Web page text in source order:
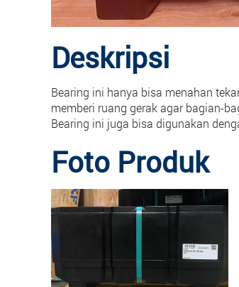
Deskripsi
Bearing ini hanya bisa menahan
memberi ruang gerak agar bagian-
Bearing ini juga bisa digunakan
Foto Produk